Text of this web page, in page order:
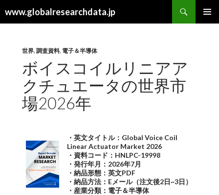
www.globalresearchdata.jp
索
世界, 調査資料, 電子＆半導体
ボイスコイルリニアア
クチュエータの世界市
場2026年
・英文タイトル：Global Voice Coil
Linear Actuator Market 2026
・資料コード：HNLPC-19998
・発行年月：2026年7月
・納品形態：英文PDF
・納品方法：Eメール（注文後2日~3日）
・産業分類：電子＆半導体